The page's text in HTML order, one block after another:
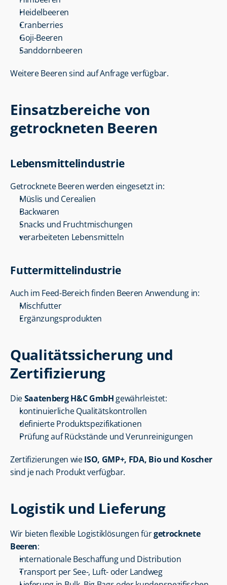
Heidelbeeren
Cranberries
Goji-Beeren
Sanddornbeeren
Weitere Beeren sind auf Anfrage verfügbar.
Einsatzbereiche von
getrockneten Beeren
Lebensmittelindustrie
Getrocknete Beeren werden eingesetzt in:
Müslis und Cerealien
Backwaren
Snacks und Fruchtmischungen
verarbeiteten Lebensmitteln
Futtermittelindustrie
Auch im Feed-Bereich finden Beeren Anwendung in:
Mischfutter
Ergänzungsprodukten
Qualitätssicherung und
Zertifizierung
Die Saatenberg H&C GmbH gewährleistet:
kontinuierliche Qualitätskontrollen
definierte Produktspezifikationen
Prüfung auf Rückstände und Verunreinigungen
Zertifizierungen wie ISO, GMP+, FDA, Bio und Koscher
sind je nach Produkt verfügbar.
Logistik und Lieferung
Wir bieten flexible Logistiklösungen für getrocknete
Beeren:
internationale Beschaffung und Distribution
Transport per See-, Luft- oder Landweg